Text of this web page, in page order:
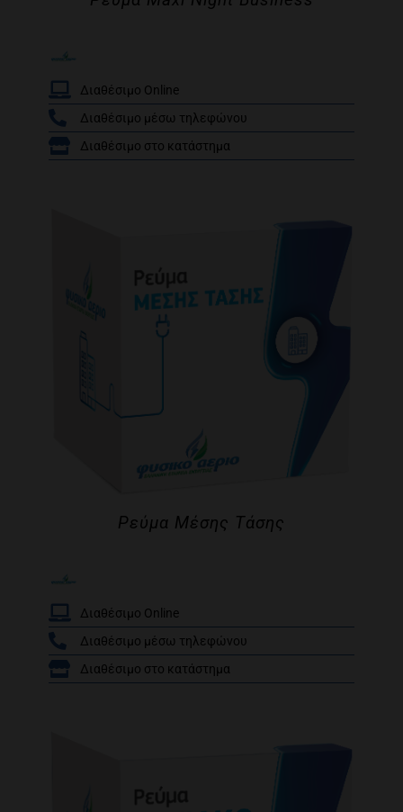
/
Διαθέσιμο Online
Διαθέσιμο μέσω τηλεφώνου
Διαθέσιμο στο κατάστημα
/
Ρεύμα Μέσης Τάσης
Διαθέσιμο Online
Διαθέσιμο μέσω τηλεφώνου
Διαθέσιμο στο κατάστημα